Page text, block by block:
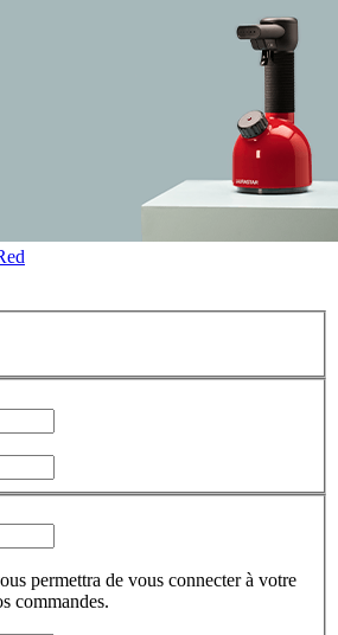
permettra de vous connecter à votre
commandes.